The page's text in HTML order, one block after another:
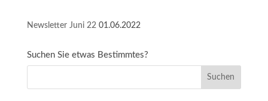
Newsletter Juni 22 01.06.2022
Suchen Sie etwas Bestimmtes?